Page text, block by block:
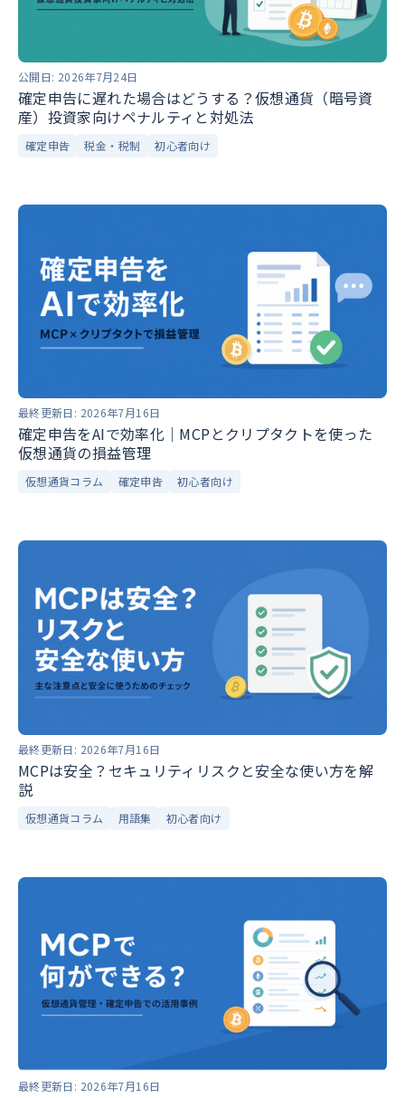
公開日: 2026年7月24日
確定申告に遅れた場合はどうする？仮想通貨（暗号資
産）投資家向けペナルティと対処法
確定申告 税金・税制 初心者向け
最終更新日: 2026年7月16日
確定申告をAIで効率化｜MCPとクリプタクトを使った
仮想通貨の損益管理
仮想通貨コラム 確定申告 初心者向け
最終更新日: 2026年7月16日
MCPは安全？セキュリティリスクと安全な使い方を解
説
仮想通貨コラム 用語集 初心者向け
最終更新日: 2026年7月16日